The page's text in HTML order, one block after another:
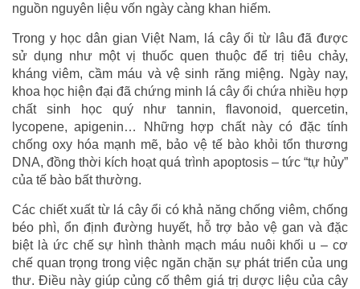
nguồn nguyên liệu vốn ngày càng khan hiếm.
Trong y học dân gian Việt Nam, lá cây ổi từ lâu đã được
sử dụng như một vị thuốc quen thuộc để trị tiêu chảy,
kháng viêm, cầm máu và vệ sinh răng miệng. Ngày nay,
khoa học hiện đại đã chứng minh lá cây ổi chứa nhiều hợp
chất sinh học quý như tannin, flavonoid, quercetin,
lycopene, apigenin… Những hợp chất này có đặc tính
chống oxy hóa mạnh mẽ, bảo vệ tế bào khỏi tổn thương
DNA, đồng thời kích hoạt quá trình apoptosis – tức “tự hủy”
của tế bào bất thường.
Các chiết xuất từ lá cây ổi có khả năng chống viêm, chống
béo phì, ổn định đường huyết, hỗ trợ bảo vệ gan và đặc
biệt là ức chế sự hình thành mạch máu nuôi khối u – cơ
chế quan trọng trong việc ngăn chặn sự phát triển của ung
thư. Điều này giúp củng cố thêm giá trị dược liệu của cây